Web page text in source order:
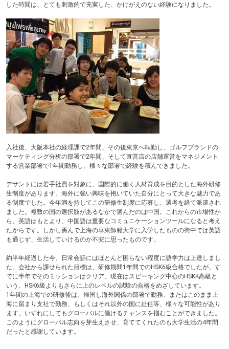
した時間は、とても刺激的で充実した、かけがえのない経験になりました。
入社後、大阪本社の経理課で2年間、その後東京へ転勤し、ゴルフブランドの
マーケティング分析の部署で2年間、そして直営店の店舗運営をマネジメント
する営業部署で1年間勤務し、様々な部署で経験を積んできました。
デサントには若手社員を対象に、国際的に働く人材育成を目的とした海外研修
生制度があります。海外に強い興味を抱いていた自分にとって大きな魅力であ
る制度でした。今年満を持してこの研修生制度に応募し、選考を経て派遣され
ました。複数の国の選択肢があるなかで選んだのは中国。これからの市場性か
ら、英語はもとより、中国語は重要なコミュニケーションツールになると考え
たからです。しかし勇んで上海の華東師範大学に入学したものの街中では英語
も通じず、生活していけるのか不安に思ったものです。
約半年経過した今、日常会話にはほとんど困らない程度に語学力は上達しまし
た。会社から課せられた目標は、研修期間1年間でのHSK6級合格でしたが、す
でに半年でそのミッションはクリア、現在はスピーキング中心のHSKK高級と
いう、HSK6級よりもさらに上のレベルの試験の合格をめざしています。
1年間の上海での研修後は、帰国し海外関係の部署で勤務、またはこのまま上
海に留まり支社で勤務、もしくはそれ以外の国に赴任等、様々な可能性があり
ます。いずれにしてもグローバルに働けるチャンスを掴むことができました。
このようにグローバル志向を芽生えさせ、育ててくれたのも大学生活の4年間
だったと感謝しています。